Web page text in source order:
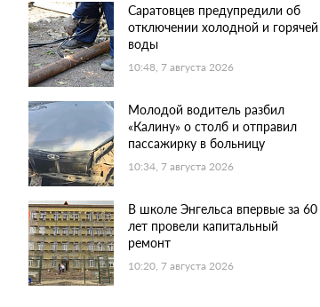
Саратовцев предупредили об
отключении холодной и горячей
воды
10:48, 7 августа 2026
Молодой водитель разбил
«Калину» о столб и отправил
пассажирку в больницу
10:34, 7 августа 2026
В школе Энгельса впервые за 60
лет провели капитальный
ремонт
10:20, 7 августа 2026